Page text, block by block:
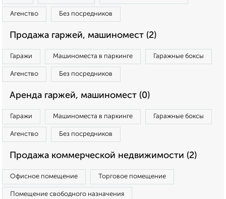
Агенство Без посредников
Продажа гаржей, машиномест (2)
Гаражи Машиноместа в паркинге Гаражные боксы
Агенство Без посредников
Аренда гаржей, машиномест (0)
Гаражи Машиноместа в паркинге Гаражные боксы
Агенство Без посредников
Продажа коммерческой недвижимости (2)
Офисное помещение Торговое помещение
Помещение свободного назначения